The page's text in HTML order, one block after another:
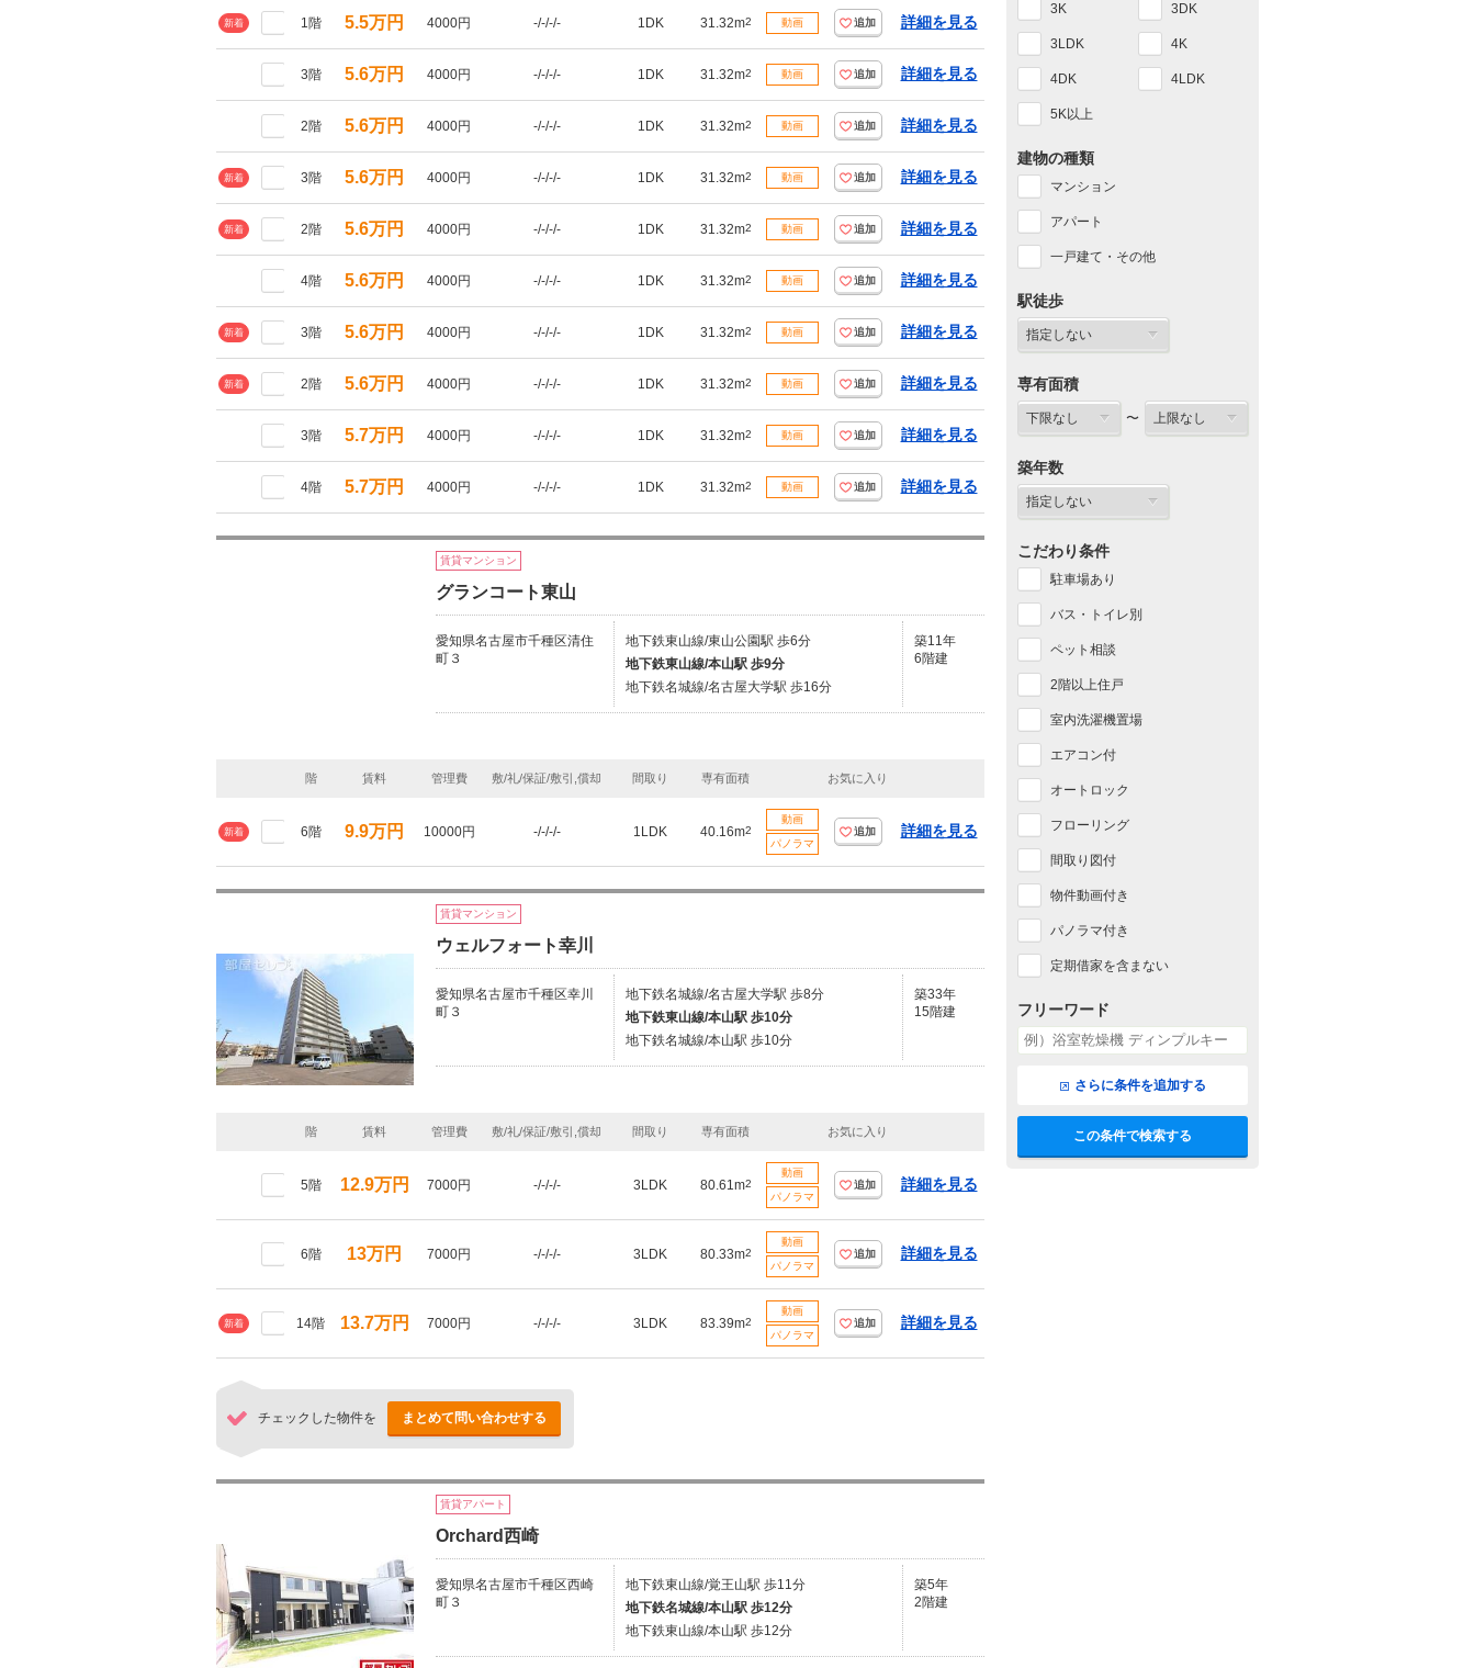
新着 1階 5.5万円 4000円 -/-/-/- 1DK 31.32m2 動画 追加 詳細を見る
3階 5.6万円 4000円 -/-/-/- 1DK 31.32m2 動画 追加 詳細を見る
2階 5.6万円 4000円 -/-/-/- 1DK 31.32m2 動画 追加 詳細を見る
新着 3階 5.6万円 4000円 -/-/-/- 1DK 31.32m2 動画 追加 詳細を見る
新着 2階 5.6万円 4000円 -/-/-/- 1DK 31.32m2 動画 追加 詳細を見る
4階 5.6万円 4000円 -/-/-/- 1DK 31.32m2 動画 追加 詳細を見る
新着 3階 5.6万円 4000円 -/-/-/- 1DK 31.32m2 動画 追加 詳細を見る
新着 2階 5.6万円 4000円 -/-/-/- 1DK 31.32m2 動画 追加 詳細を見る
3階 5.7万円 4000円 -/-/-/- 1DK 31.32m2 動画 追加 詳細を見る
4階 5.7万円 4000円 -/-/-/- 1DK 31.32m2 動画 追加 詳細を見る
賃貸マンション
グランコート東山
愛知県名古屋市千種区清住
町３
地下鉄東山線/東山公園駅 歩6分
地下鉄東山線/本山駅 歩9分
地下鉄名城線/名古屋大学駅 歩16分
築11年
6階建
階 賃料 管理費 敷/礼/保証/敷引,償却 間取り 専有面積 お気に入り
新着 6階 9.9万円 10000円 -/-/-/- 1LDK 40.16m2
動画
パノラマ
追加 詳細を見る
賃貸マンション
ウェルフォート幸川
愛知県名古屋市千種区幸川
町３
地下鉄名城線/名古屋大学駅 歩8分
地下鉄東山線/本山駅 歩10分
地下鉄名城線/本山駅 歩10分
築33年
15階建
階 賃料 管理費 敷/礼/保証/敷引,償却 間取り 専有面積 お気に入り
5階 12.9万円 7000円 -/-/-/- 3LDK 80.61m2
動画
パノラマ
追加 詳細を見る
6階 13万円 7000円 -/-/-/- 3LDK 80.33m2
動画
パノラマ
追加 詳細を見る
新着 14階 13.7万円 7000円 -/-/-/- 3LDK 83.39m2
動画
パノラマ
追加 詳細を見る
チェックした物件を まとめて問い合わせする
賃貸アパート
Orchard西崎
愛知県名古屋市千種区西崎
町３
地下鉄東山線/覚王山駅 歩11分
地下鉄名城線/本山駅 歩12分
地下鉄東山線/本山駅 歩12分
築5年
2階建
3K 3DK
3LDK 4K
4DK 4LDK
5K以上
建物の種類
マンション
アパート
一戸建て・その他
駅徒歩
専有面積
〜
築年数
こだわり条件
駐車場あり
バス・トイレ別
ペット相談
2階以上住戸
室内洗濯機置場
エアコン付
オートロック
フローリング
間取り図付
物件動画付き
パノラマ付き
定期借家を含まない
フリーワード
さらに条件を追加する
この条件で検索する